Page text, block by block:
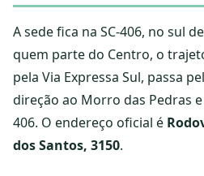
A sede fica na SC-406, no sul
quem parte do Centro, o
pela Via Expressa Sul, passa
direção ao Morro das Pedras e
406. O endereço oficial é
dos Santos, 3150.